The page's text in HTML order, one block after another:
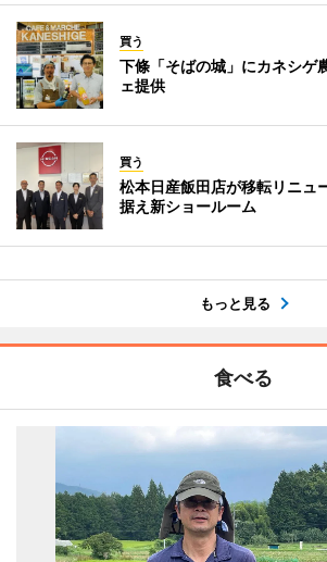
買う
下條「そばの城」にカネシ
ェ提供
買う
松本日産飯田店が移転リニ
据え新ショールーム
もっと見る
食べる